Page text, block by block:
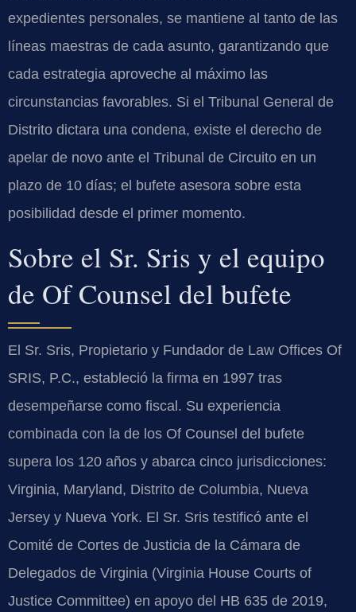
expedientes personales, se mantiene al tanto de las
líneas maestras de cada asunto, garantizando que
cada estrategia aproveche al máximo las
circunstancias favorables. Si el Tribunal General de
Distrito dictara una condena, existe el derecho de
apelar de novo ante el Tribunal de Circuito en un
plazo de 10 días; el bufete asesora sobre esta
posibilidad desde el primer momento.
Sobre el Sr. Sris y el equipo
de Of Counsel del bufete
El Sr. Sris, Propietario y Fundador de Law Offices Of
SRIS, P.C., estableció la firma en 1997 tras
desempeñarse como fiscal. Su experiencia
combinada con la de los Of Counsel del bufete
supera los 120 años y abarca cinco jurisdicciones:
Virginia, Maryland, Distrito de Columbia, Nueva
Jersey y Nueva York. El Sr. Sris testificó ante el
Comité de Cortes de Justicia de la Cámara de
Delegados de Virginia (Virginia House Courts of
Justice Committee) en apoyo del HB 635 de 2019,